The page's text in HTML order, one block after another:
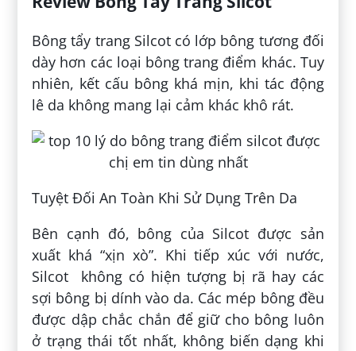
Bông tẩy trang Silcot có lớp bông tương đối
dày hơn các loại bông trang điểm khác. Tuy
nhiên, kết cấu bông khá mịn, khi tác động
lê da không mang lại cảm khác khô rát.
Tuyệt Đối An Toàn Khi Sử Dụng Trên Da
Bên cạnh đó, bông của Silcot được sản
xuất khá “xịn xò”. Khi tiếp xúc với nước,
Silcot không có hiện tượng bị rã hay các
sợi bông bị dính vào da. Các mép bông đều
được dập chắc chắn để giữ cho bông luôn
ở trạng thái tốt nhất, không biến dạng khi